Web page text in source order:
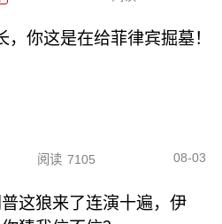
你这是在给菲律宾掘墓！
阅读 7105 08-03
这狼来了连演十遍，伊